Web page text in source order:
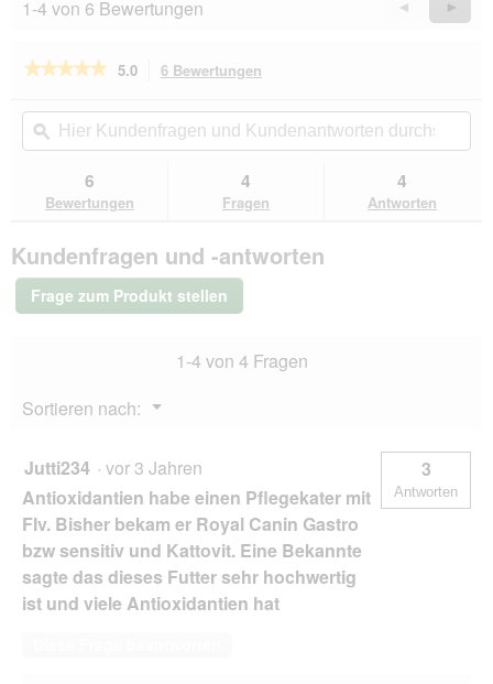
1-4 von 6 Bewertungen
Zurück
Reviews
◄
Weiter
►
★★★★★
★★★★★
5
lesen
animonda
Protect
Nassfutter
Adult,
5.0 6 Bewertungen
Aktion
navigierst
du
den
Bewertungen.
Hier
Kundenfragen
und
Kundenantworten
durchsuchen
ϙ
6
Bewertungen
4
Fragen
4
Antworten
Kundenfragen und -antworten
Frage zum Produkt stellen
1-4 von 4 Fragen
Sortieren nach:
▼
Menü
Jutti234 · vor 3 Jahren
Antioxidantien habe einen Pflegekater mit
FIv. Bisher bekam er Royal Canin Gastro
bzw sensitiv und Kattovit. Eine Bekannte
sagte das dieses Futter sehr hochwertig
ist und viele Antioxidantien hat
3
Antworten